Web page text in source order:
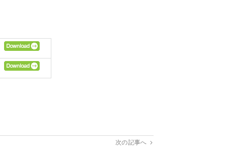
次の記事へ